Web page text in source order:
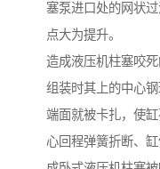
塞泵进口处的网状
点大为提升。
造成液压机柱塞咬
组装时其上的中心
端面就被卡扎，使
心回程弹簧折断、